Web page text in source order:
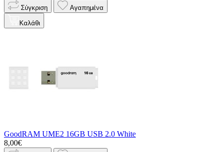
Σύγκριση Αγαπημένα
Καλάθι
GoodRAM UME2 16GB USB 2.0 White
8,00€